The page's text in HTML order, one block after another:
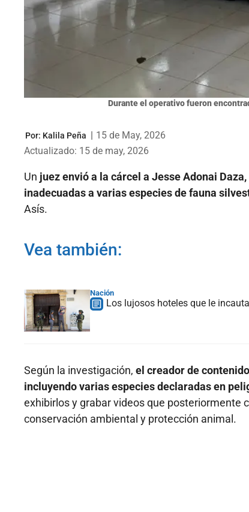
Durante el operativo fueron
Por: Kalila Peña | 15 de May, 2026
Actualizado: 15 de may, 2026
Un juez envió a la cárcel a Jesse Adonai
inadecuadas a varias especies de fauna
Asís.
Vea también:
Nación
Los lujosos hoteles que le
Según la investigación, el creador de
incluyendo varias especies declaradas en
exhibirlos y grabar videos que posteriormente
conservación ambiental y protección animal.